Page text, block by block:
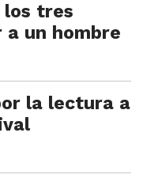
los tres
a un hombre
la lectura a